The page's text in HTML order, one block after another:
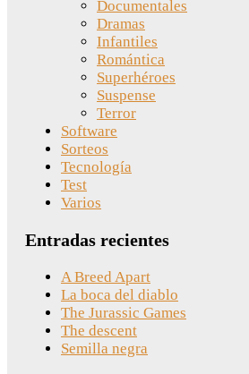
Documentales
Dramas
Infantiles
Romántica
Superhéroes
Suspense
Terror
Software
Sorteos
Tecnología
Test
Varios
Entradas recientes
A Breed Apart
La boca del diablo
The Jurassic Games
The descent
Semilla negra